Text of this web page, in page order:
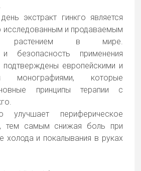
экстракт гинкго является
исследованным и продаваемым
растением в мире.
безопасность применения
подтверждены европейскими и
монографиями, которые
принципы терапии с
улучшает периферическое
тем самым снижая боль при
холода и покалывания в руках